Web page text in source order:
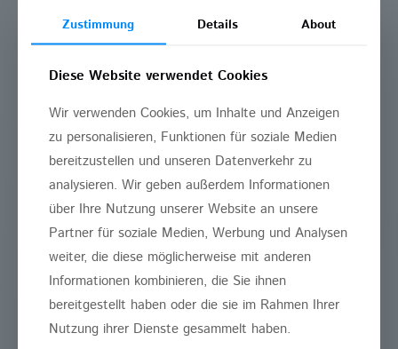
oder gesundheitsgefährdendes Schnarchen
einfach einen Termin für ein persönliches
Beratungsgespräch in unserer Praxis.
Pflichtfelder
Kontaktieren Sie uns
Ihr Name
Ihre E-Mail-Adresse
Zustimmung Details About
Diese Website verwendet Cookies
Wir verwenden Cookies, um Inhalte und Anzeigen
zu personalisieren, Funktionen für soziale Medien
bereitzustellen und unseren Datenverkehr zu
analysieren. Wir geben außerdem Informationen
über Ihre Nutzung unserer Website an unsere
Partner für soziale Medien, Werbung und Analysen
weiter, die diese möglicherweise mit anderen
Informationen kombinieren, die Sie ihnen
bereitgestellt haben oder die sie im Rahmen Ihrer
Nutzung ihrer Dienste gesammelt haben.